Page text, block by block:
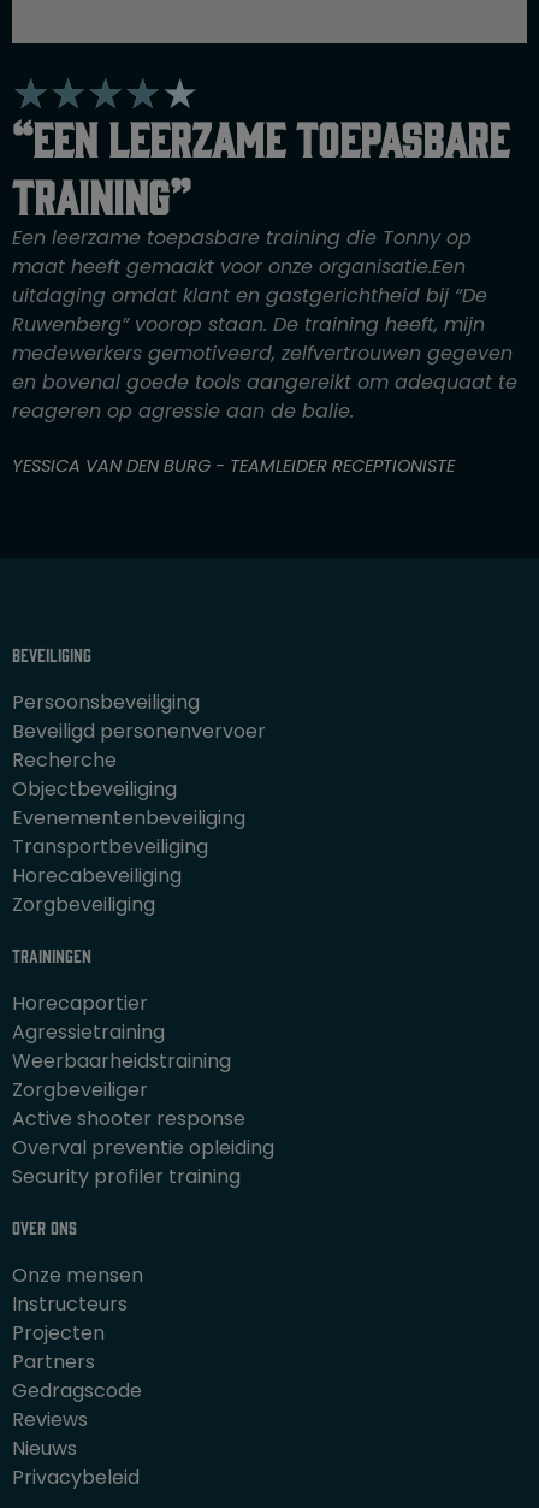
★★★★★
a
a
e
r
i
n
g
4
v
n
“Een leerzame toepasbare
training”
Een leerzame toepasbare training die Tonny op
maat heeft gemaakt voor onze organisatie.Een
uitdaging omdat klant en gastgerichtheid bij “De
Ruwenberg” voorop staan. De training heeft, mijn
medewerkers gemotiveerd, zelfvertrouwen gegeven
en bovenal goede tools aangereikt om adequaat te
reageren op agressie aan de balie.
YESSICA VAN DEN BURG - TEAMLEIDER RECEPTIONISTE
Beveiliging
Persoonsbeveiliging
Beveiligd personenvervoer
Recherche
Objectbeveiliging
Evenementenbeveiliging
Transportbeveiliging
Horecabeveiliging
Zorgbeveiliging
Trainingen
Horecaportier
Agressietraining
Weerbaarheidstraining
Zorgbeveiliger
Active shooter response
Overval preventie opleiding
Security profiler training
Over ons
Onze mensen
Instructeurs
Projecten
Partners
Gedragscode
Reviews
Nieuws
Privacybeleid